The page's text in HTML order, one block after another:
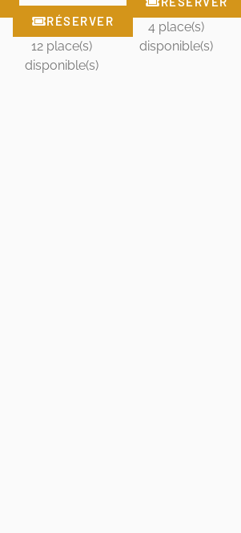
RÉSERVER
12 place(s)
disponible(s)
4 place(s)
disponible(s)